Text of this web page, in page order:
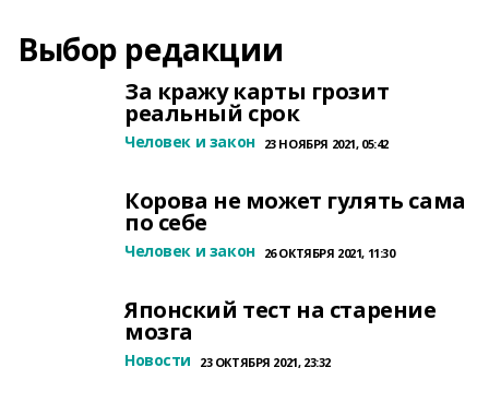
Выбор редакции
За кражу карты грозит
реальный срок
Человек и закон 23 НОЯБРЯ 2021, 05:42
Корова не может гулять сама
по себе
Человек и закон 26 ОКТЯБРЯ 2021, 11:30
Японский тест на старение
мозга
Новости 23 ОКТЯБРЯ 2021, 23:32